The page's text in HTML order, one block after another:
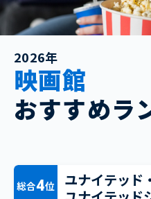
2026年
映画館
おすすめラ
総合4位
ユナイテッド